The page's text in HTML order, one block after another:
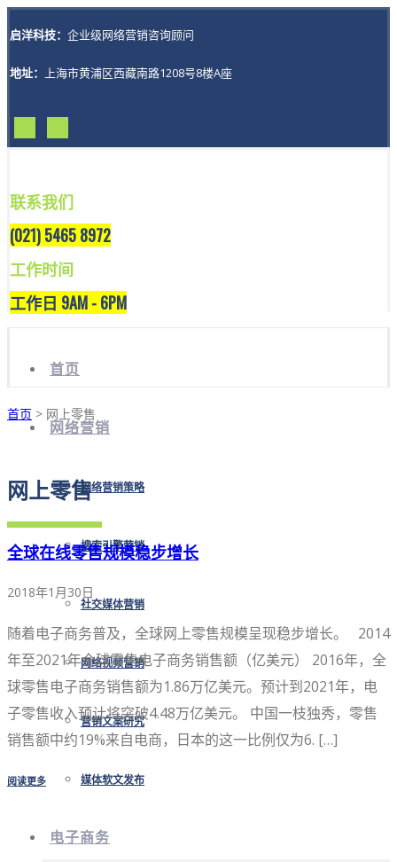
启洋科技： 企业级网络营销咨询顾问
地址： 上海市黄浦区西藏南路1208号8楼A座
联系我们
(021) 5465 8972
工作时间
工作日 9AM - 6PM
首页
网络营销
网络营销策略
搜索引擎营销
社交媒体营销
网络视频营销
营销文案研究
媒体软文发布
电子商务
首页 > 网上零售
网上零售
全球在线零售规模稳步增长
2018年1月30日
随着电子商务普及，全球网上零售规模呈现稳步增长。 2014
年至2021年全球零售电子商务销售额（亿美元） 2016年，全
球零售电子商务销售额为1.86万亿美元。预计到2021年，电
子零售收入预计将突破4.48万亿美元。 中国一枝独秀，零售
销售额中约19%来自电商，日本的这一比例仅为6. […]
阅读更多